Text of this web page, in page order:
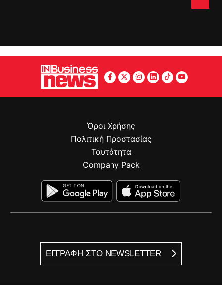
ΕΓΓΡΑΦΗ ΣΤΟ NEWSLETTER
Όροι Χρήσης
Πολιτική Προστασίας
Ταυτότητα
Company Pack